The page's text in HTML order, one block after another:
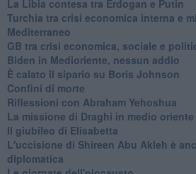
La Libia contesa tra Erdogan e Putin
Turchia tra crisi economica interna e
Mediterraneo
GB tra crisi economica, sociale e
Biden in Medioriente, nessun addio
È calato il sipario su Boris Johnson
Confini di morte
Riflessioni con Abraham Yehoshua
La missione di Draghi in medio oriente
Il giubileo di Elisabetta
L'uccisione di Shireen Abu Akleh è
diplomatica